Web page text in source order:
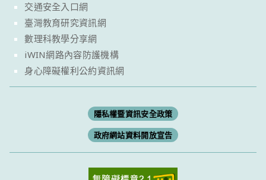
交通安全入口網
臺灣教育研究資訊網
數理科教學分享網
iWIN網路內容防護機構
身心障礙權利公約資訊網
隱私權暨資訊安全政策
政府網站資料開放宣告